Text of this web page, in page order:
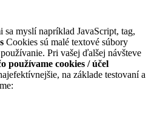
myslí napríklad JavaScript, tag,
Cookies sú malé textové súbory
Pri vašej ďalšej návšteve
používame cookies / účel
na základe testovaní a